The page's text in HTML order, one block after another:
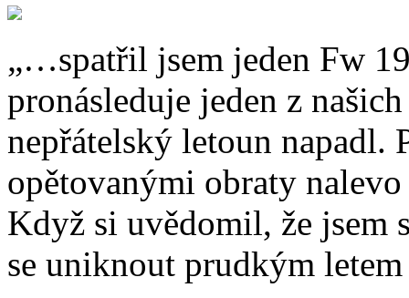
„…spatřil jsem jeden Fw
pronásleduje jeden z
nepřátelský letoun napadl.
opětovanými obraty
Když si uvědomil, že jsem
se uniknout prudkým